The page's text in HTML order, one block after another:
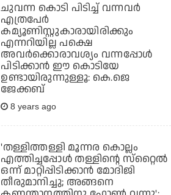
ചുവന്ന കൊടി പിടിച്ച് വന്നവര്‍
എത്രപേര്‍
കമ്യൂണിസ്റ്റുകാരായിരിക്കും
എന്നറിയില്ല പക്ഷെ
അവര്‍ക്കൊരാവശ്യം വന്നപ്പോള്‍
പിടിക്കാന്‍ ഈ കൊടിയേ
ഉണ്ടായിരുന്നുള്ളൂ: കെ.ജെ
ജേക്കബ്
8 years ago
'തള്ളിത്തള്ളി മൂന്നര കൊല്ലം
എത്തിച്ചപ്പോള്‍ തള്ളിന്റെ സ്‌റ്റൈല്‍
ഒന്ന് മാറ്റിപ്പിടിക്കാന്‍ മോദിജി
തീരുമാനിച്ചു; അങ്ങനെ